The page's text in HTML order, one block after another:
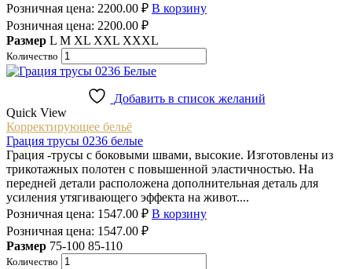
Розничная цена: 2200.00 ₽ В корзину
Розничная цена: 2200.00 ₽
Размер L M XL XXL XXXL
Количество
Добавить в список желаний
Quick View
Корректирующее бельё
Грация трусы 0236 белые
Грация -трусы с боковыми швами, высокие. Изготовлены из
трикотажных полотен с повышенной эластичностью. На
передней детали расположена дополнительная деталь для
усиления утягивающего эффекта на живот....
Розничная цена: 1547.00 ₽ В корзину
Розничная цена: 1547.00 ₽
Размер 75-100 85-110
Количество